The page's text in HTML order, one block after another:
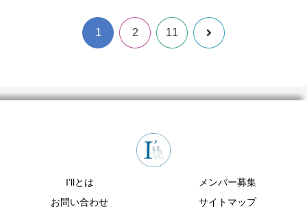
1 2 11 次
I’llとは
メンバー募集
お問い合わせ
サイトマップ